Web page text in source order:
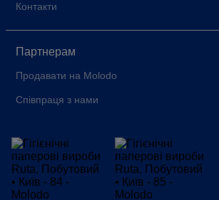
Контакти
Партнерам
Продавати на Molodo
Співпраця з нами